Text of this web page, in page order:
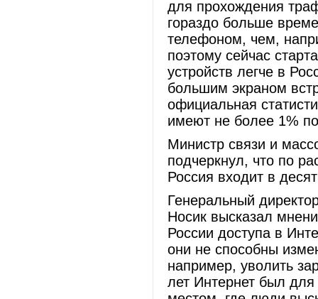
для прохождения
гораздо больше
телефоном, чем,
поэтому сейчас
устройств легче в
большим экраном
официальная
имеют не более 1%
Министр связи и
подчеркнул, что по
Россия входит в
Генеральный
Носик высказал
России доступа в
они не способны
например, уволить
лет Интернет был